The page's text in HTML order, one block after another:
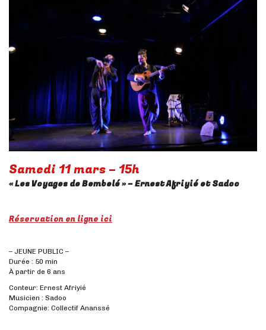
Samedi 11 mars – 15h
« Les Voyages de Bembelé » – Ernest Afriyié et Sadoo
Réservation en ligne ici
– JEUNE PUBLIC –
Durée : 50 min
À partir de 6 ans
Conteur: Ernest Afriyié
Musicien : Sadoo
Compagnie: Collectif Ananssé